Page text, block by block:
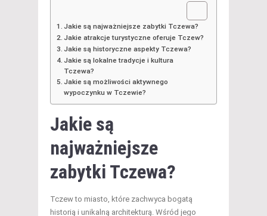
Jakie są najważniejsze zabytki Tczewa?
Jakie atrakcje turystyczne oferuje Tczew?
Jakie są historyczne aspekty Tczewa?
Jakie są lokalne tradycje i kultura
Tczewa?
Jakie są możliwości aktywnego
wypoczynku w Tczewie?
Jakie są
najważniejsze
zabytki Tczewa?
Tczew to miasto, które zachwyca bogatą
historią i unikalną architekturą. Wśród jego